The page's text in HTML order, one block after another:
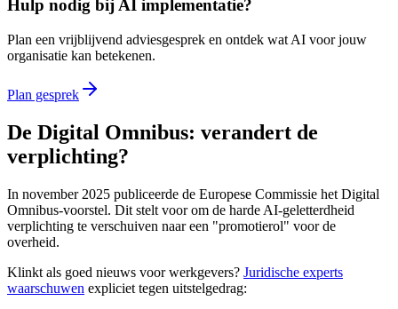
Hulp nodig bij AI implementatie?
Plan een vrijblijvend adviesgesprek en ontdek wat AI voor jouw
organisatie kan betekenen.
Plan gesprek
De Digital Omnibus: verandert de
verplichting?
In november 2025 publiceerde de Europese Commissie het Digital
Omnibus-voorstel. Dit stelt voor om de harde AI-geletterdheid
verplichting te verschuiven naar een "promotierol" voor de
overheid.
Klinkt als goed nieuws voor werkgevers? Juridische experts
waarschuwen expliciet tegen uitstelgedrag: